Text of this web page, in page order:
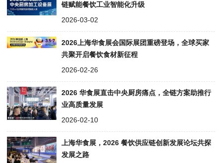
链赋能餐饮工业智能化升级
2026-03-02
2026上海华食展会国际展团重磅登场，全球买家
共聚开启餐饮食材新征程
2026-02-26
2026 华食展直击中央厨房痛点，全链方案助推行
业高质量发展
2026-02-10
上海华食展，2026 餐饮供应链创新发展论坛共探
发展之路